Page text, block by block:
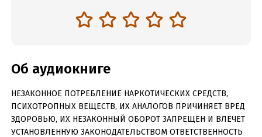
Об аудиокниге
НЕЗАКОННОЕ ПОТРЕБЛЕНИЕ НАРКОТИЧЕСКИХ СРЕДСТВ,
ПСИХОТРОПНЫХ ВЕЩЕСТВ, ИХ АНАЛОГОВ ПРИЧИНЯЕТ ВРЕД
ЗДОРОВЬЮ, ИХ НЕЗАКОННЫЙ ОБОРОТ ЗАПРЕЩЕН И ВЛЕЧЕТ
УСТАНОВЛЕННУЮ ЗАКОНОДАТЕЛЬСТВОМ ОТВЕТСТВЕННОСТЬ